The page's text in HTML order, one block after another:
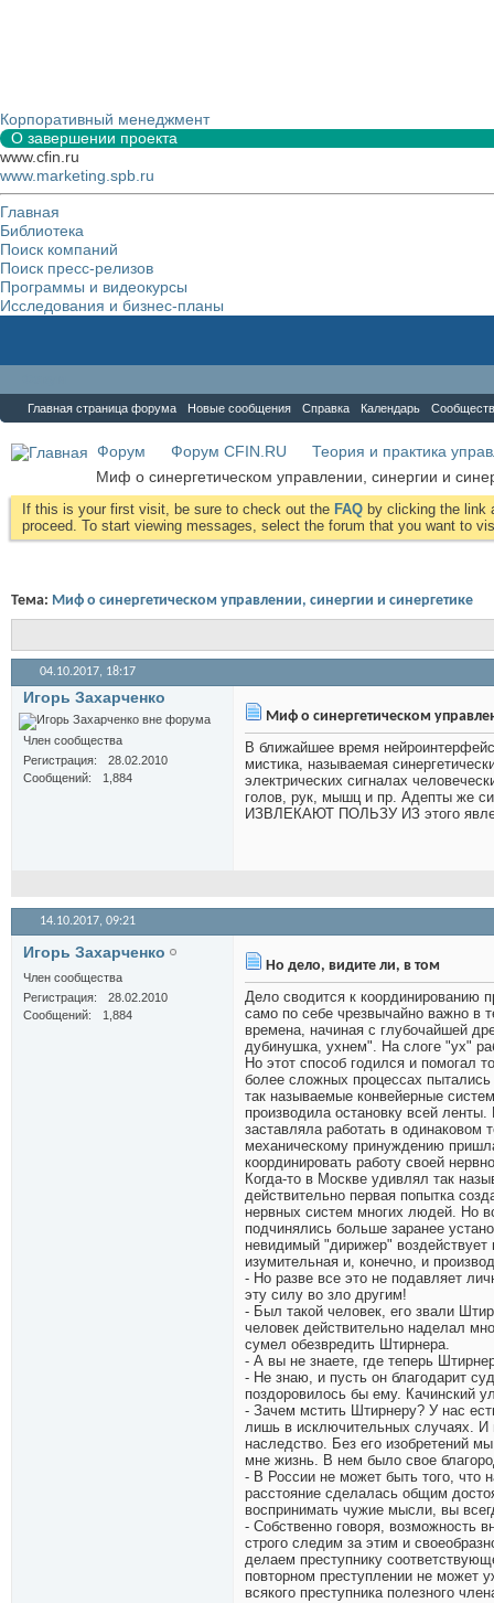
Корпоративный менеджмент
О завершении проекта
www.cfin.ru
www.marketing.spb.ru
Главная
Библиотека
Поиск компаний
Поиск пресс-релизов
Программы и видеокурсы
Исследования и бизнес-планы
Главная страница форума Новые сообщения Справка Календарь
Форум Форум CFIN.RU
Теория и практика
Миф о синергетическом управлении, синергии и
If this is your first visit, be sure to check out the FAQ by clicking the link
proceed. To start viewing messages, select the forum that you want to
Тема: Миф о синергетическом управлении, синергии и синергетике
04.10.2017, 18:17
Игорь Захарченко
Член сообщества
Регистрация
28.02.2010
Сообщений
1,884
Миф о синергетическом
В ближайшее время
мистика, называемая
электрических сигналах
голов, рук, мышц и пр. Адепты же
ИЗВЛЕКАЮТ ПОЛЬЗУ ИЗ этого
14.10.2017, 09:21
Игорь Захарченко
Член сообщества
Регистрация
28.02.2010
Сообщений
1,884
Но дело, видите ли, в том
Дело сводится к координированию
само по себе чрезвычайно важно в
времена, начиная с глубочайшей
дубинушка, ухнем". На слоге "ух"
Но этот способ годился и помогал
более сложных процессах
так называемые конвейерные
производила остановку всей
заставляла работать в
механическому принуждению
координировать работу своей
Когда-то в Москве удивлял так
действительно первая попытка
нервных систем многих людей. Но
подчинялись больше заранее
невидимый "дирижер"
изумительная и, конечно, и
- Но разве все это не подавляет
эту силу во зло другим!
- Был такой человек, его звали
человек действительно наделал
сумел обезвредить Штирнера.
- А вы не знаете, где теперь
- Не знаю, и пусть он благодарит
поздоровилось бы ему. Качинский
- Зачем мстить Штирнеру? У нас
лишь в исключительных случаях.
наследство. Без его изобретений
мне жизнь. В нем было свое
- В России не может быть того, что
расстояние сделалась общим
воспринимать чужие мысли, вы
- Собственно говоря, возможность
строго следим за этим и
делаем преступнику
повторном преступлении не может
всякого преступника полезного